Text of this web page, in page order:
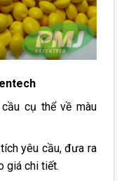
cụ thể về màu
yêu cầu, đưa ra
giá chi tiết.